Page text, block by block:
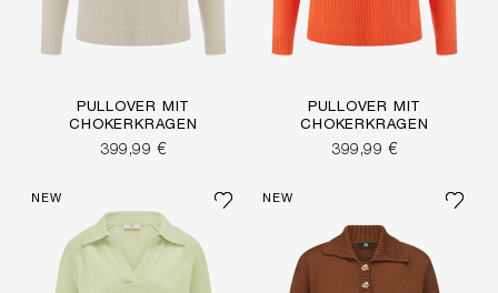
PULLOVER MIT
CHOKERKRAGEN
399,99 €
PULLOVER MIT
CHOKERKRAGEN
399,99 €
NEW NEW